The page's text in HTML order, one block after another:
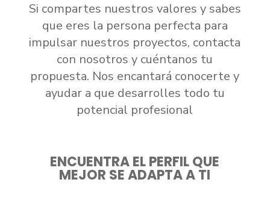
Si compartes nuestros valores y sabes
que eres la persona perfecta para
impulsar nuestros proyectos, contacta
con nosotros y cuéntanos tu
propuesta. Nos encantará conocerte y
ayudar a que desarrolles todo tu
potencial profesional
ENCUENTRA EL PERFIL QUE
MEJOR SE ADAPTA A TI